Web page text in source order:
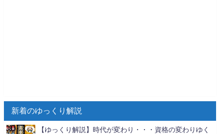
新着のゆっくり解説
【ゆっくり解説】時代が変わり・・・資格の変わりゆく